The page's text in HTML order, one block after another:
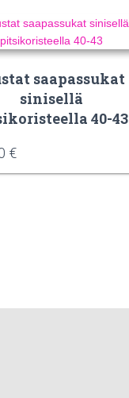
saapassukat
sinisellä
40-43
€